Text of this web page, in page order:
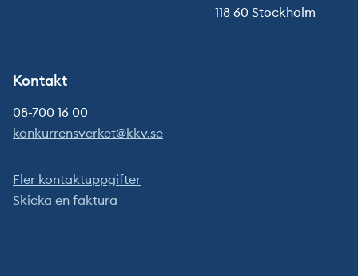
118 60 Stockholm
Kontakt
08-700 16 00
konkurrensverket@kkv.se
Fler kontaktuppgifter
Skicka en faktura